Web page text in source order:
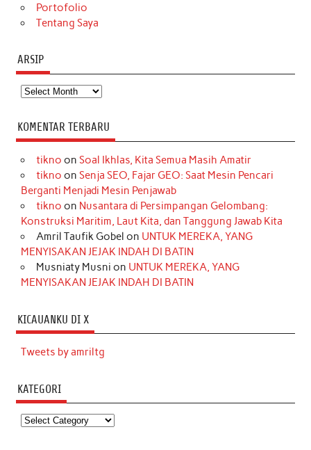
Portofolio
Tentang Saya
ARSIP
Arsip
KOMENTAR TERBARU
tikno on Soal Ikhlas, Kita Semua Masih Amatir
tikno on Senja SEO, Fajar GEO: Saat Mesin Pencari
Berganti Menjadi Mesin Penjawab
tikno on Nusantara di Persimpangan Gelombang:
Konstruksi Maritim, Laut Kita, dan Tanggung Jawab Kita
Amril Taufik Gobel on UNTUK MEREKA, YANG
MENYISAKAN JEJAK INDAH DI BATIN
Musniaty Musni on UNTUK MEREKA, YANG
MENYISAKAN JEJAK INDAH DI BATIN
KICAUANKU DI X
Tweets by amriltg
KATEGORI
Kategori